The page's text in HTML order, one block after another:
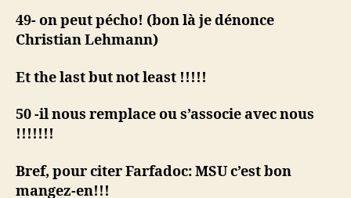
49- on peut pécho! (bon là je dénonce
Christian Lehmann)
Et the last but not least !!!!!
50 -il nous remplace ou s’associe avec nous
!!!!!!!
Bref, pour citer Farfadoc: MSU c’est bon
mangez-en!!!